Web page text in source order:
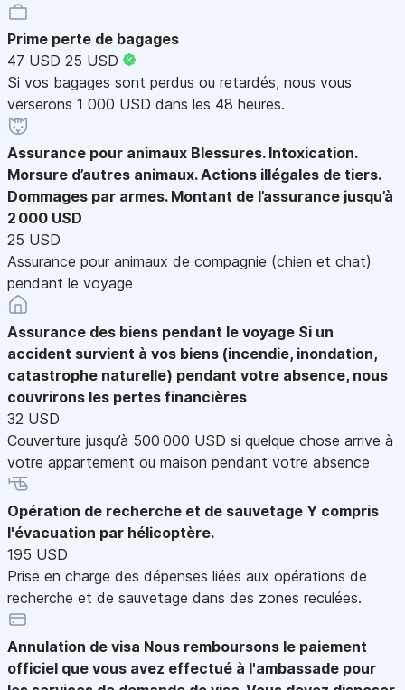
Prime perte de bagages
47 USD 25 USD
Si vos bagages sont perdus ou retardés, nous vous
verserons 1 000 USD dans les 48 heures.
Assurance pour animaux Blessures. Intoxication.
Morsure d’autres animaux. Actions illégales de tiers.
Dommages par armes. Montant de l’assurance jusqu’à
2 000 USD
25 USD
Assurance pour animaux de compagnie (chien et chat)
pendant le voyage
Assurance des biens pendant le voyage Si un
accident survient à vos biens (incendie, inondation,
catastrophe naturelle) pendant votre absence, nous
couvrirons les pertes financières
32 USD
Couverture jusqu’à 500 000 USD si quelque chose arrive à
votre appartement ou maison pendant votre absence
Opération de recherche et de sauvetage Y compris
l'évacuation par hélicoptère.
195 USD
Prise en charge des dépenses liées aux opérations de
recherche et de sauvetage dans des zones reculées.
Annulation de visa Nous remboursons le paiement
officiel que vous avez effectué à l'ambassade pour